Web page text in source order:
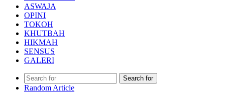
ASWAJA
OPINI
TOKOH
KHUTBAH
HIKMAH
SENSUS
GALERI
Search for
Random Article